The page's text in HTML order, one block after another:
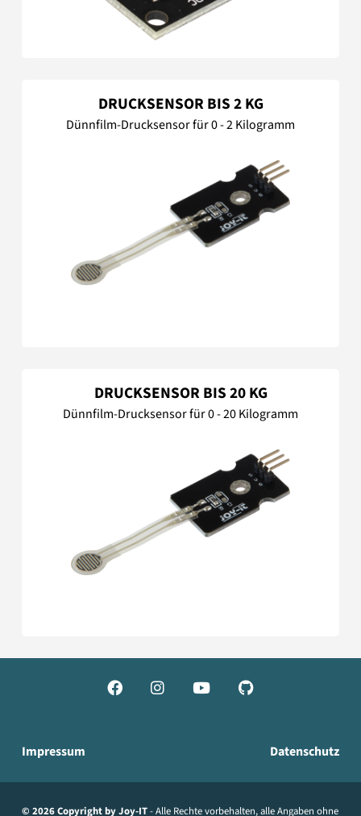
DRUCKSENSOR BIS 2 KG
Dünnfilm-Drucksensor für 0 - 2 Kilogramm
DRUCKSENSOR BIS 20 KG
Dünnfilm-Drucksensor für 0 - 20 Kilogramm
   
Impressum Datenschutz
© 2026 Copyright by Joy-IT- Alle Rechte vorbehalten, alle Angaben ohne